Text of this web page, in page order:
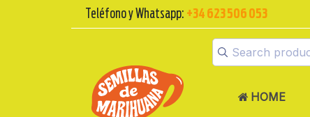
Teléfono y Whatsapp: +34 623 506 053
HOME